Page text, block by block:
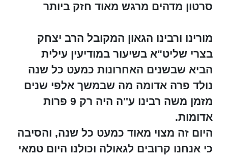
סרטון מדהים מרגש מאוד חזק ביותר
מורינו ורבינו הגאון המקובל הרב יצחק
בצרי שליט"א בשיעור במודיעין עילית
הביא שבשנים האחרונות כמעט כל שנה
נולד פרה אדומה מה שבמשך אלפי שנים
מזמן משה רבינו ע''ה היה רק 9 פרות
אדומות.
היום זה מצוי מאוד כמעט כל שנה, והסיבה
כי אנחנו קרובים לגאולה וכולנו היום טמאי